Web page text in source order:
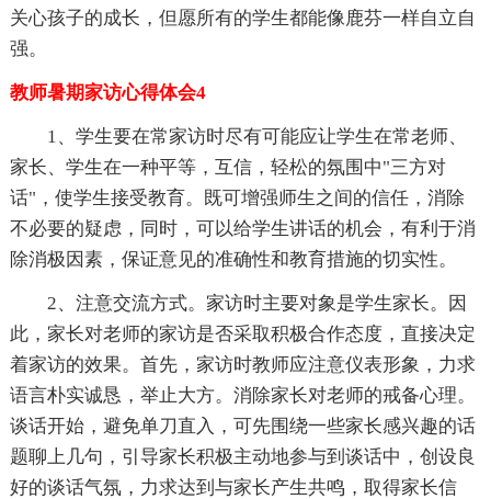
关心孩子的成长，但愿所有的学生都能像鹿芬一样自立自
强。
教师暑期家访心得体会4
1、学生要在常家访时尽有可能应让学生在常老师、
家长、学生在一种平等，互信，轻松的氛围中"三方对
话"，使学生接受教育。既可增强师生之间的信任，消除
不必要的疑虑，同时，可以给学生讲话的机会，有利于消
除消极因素，保证意见的准确性和教育措施的切实性。
2、注意交流方式。家访时主要对象是学生家长。因
此，家长对老师的家访是否采取积极合作态度，直接决定
着家访的效果。首先，家访时教师应注意仪表形象，力求
语言朴实诚恳，举止大方。消除家长对老师的戒备心理。
谈话开始，避免单刀直入，可先围绕一些家长感兴趣的话
题聊上几句，引导家长积极主动地参与到谈话中，创设良
好的谈话气氛，力求达到与家长产生共鸣，取得家长信